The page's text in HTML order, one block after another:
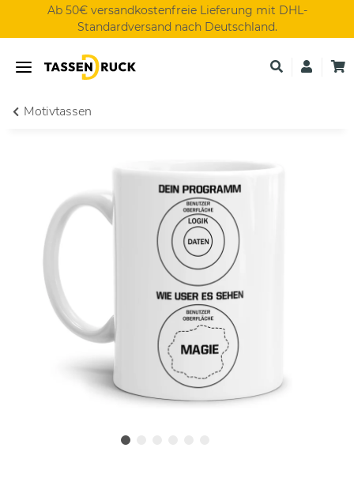
Ab 50€ versandkostenfreie Lieferung mit DHL-
Standardversand nach Deutschland.
Motivtassen